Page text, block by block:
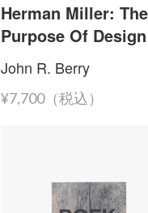
Herman Miller: The
Purpose Of Design
John R. Berry
¥7,700（税込）